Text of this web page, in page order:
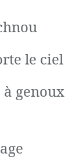
le ciel
genoux